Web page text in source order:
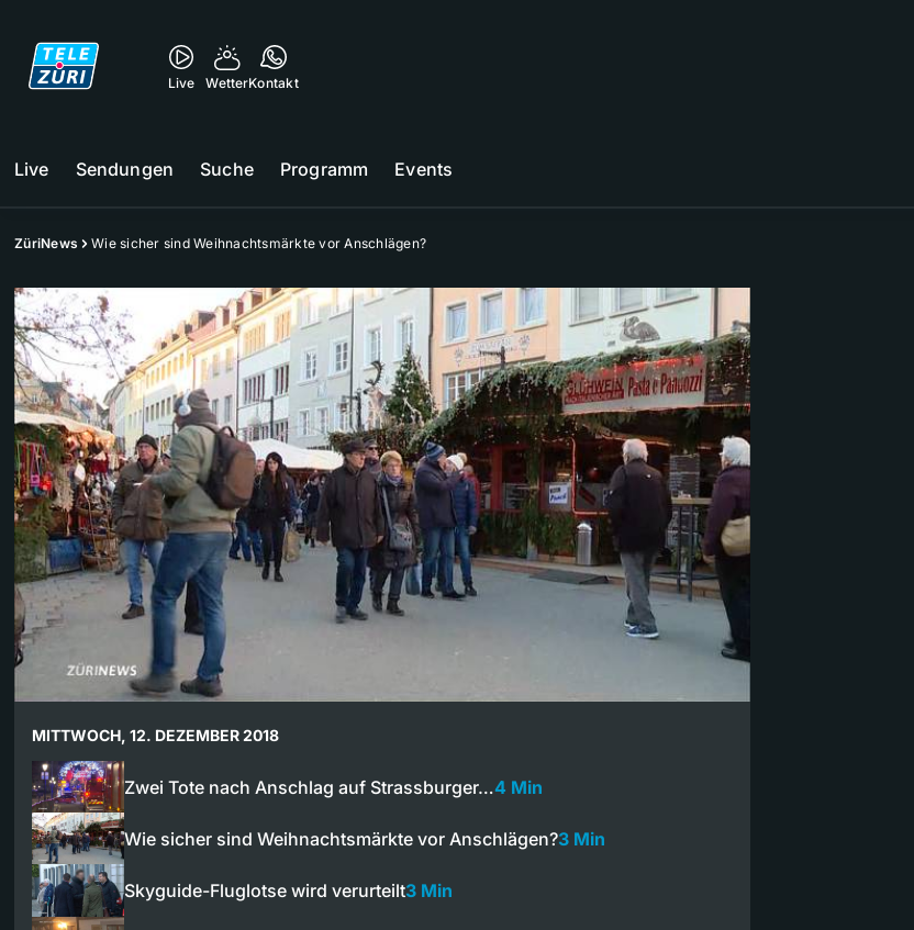
Live WetterKontakt
Live Sendungen Suche Programm Events
ZüriNews Wie sicher sind Weihnachtsmärkte vor Anschlägen?
MITTWOCH, 12. DEZEMBER 2018
Zwei Tote nach Anschlag auf Strassburger…4 Min
Wie sicher sind Weihnachtsmärkte vor Anschlägen?3 Min
Skyguide-Fluglotse wird verurteilt3 Min